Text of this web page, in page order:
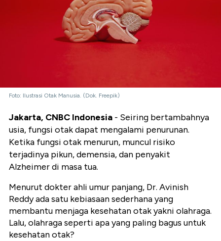
Foto: Ilustrasi Otak Manusia. (Dok. Freepik)
Jakarta, CNBC Indonesia - Seiring bertambahnya
usia, fungsi otak dapat mengalami penurunan.
Ketika fungsi otak menurun, muncul risiko
terjadinya pikun, demensia, dan penyakit
Alzheimer di masa tua.
Menurut dokter ahli umur panjang, Dr. Avinish
Reddy ada satu kebiasaan sederhana yang
membantu menjaga kesehatan otak yakni olahraga.
Lalu, olahraga seperti apa yang paling bagus untuk
kesehatan otak?